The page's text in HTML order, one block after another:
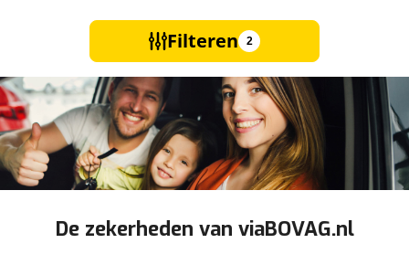
Filteren 2
De zekerheden van viaBOVAG.nl